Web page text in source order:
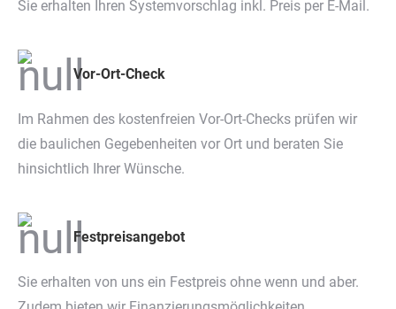
Sie erhalten Ihren Systemvorschlag inkl. Preis per E-Mail.
Vor-Ort-Check
Im Rahmen des kostenfreien Vor-Ort-Checks prüfen wir
die baulichen Gegebenheiten vor Ort und beraten Sie
hinsichtlich Ihrer Wünsche.
Festpreisangebot
Sie erhalten von uns ein Festpreis ohne wenn und aber.